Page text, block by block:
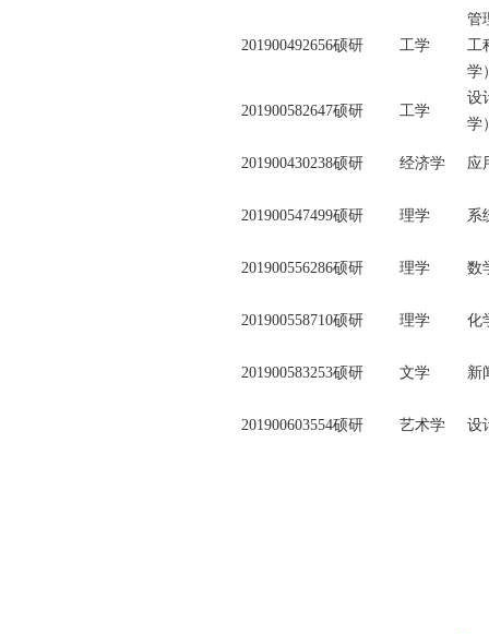
201900492656硕研 工学
管
工
学
201900582647硕研 工学
设
学
201900430238硕研 经济学 应
201900547499硕研 理学 系
201900556286硕研 理学 数
201900558710硕研 理学 化
201900583253硕研 文学 新
201900603554硕研 艺术学 设